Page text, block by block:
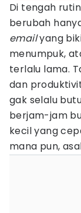
Di tengah
berubah
emailyang
menumpuk,
terlalu lama.
dan
gak selalu
berjam-jam
kecil yang
mana pun,